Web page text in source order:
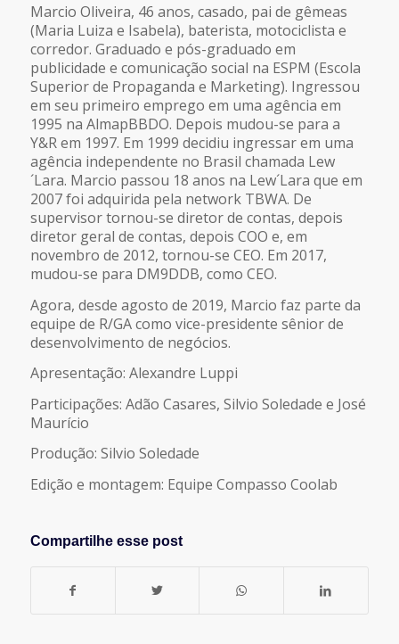
Marcio Oliveira, 46 anos, casado, pai de gêmeas
(Maria Luiza e Isabela), baterista, motociclista e
corredor. Graduado e pós-graduado em
publicidade e comunicação social na ESPM (Escola
Superior de Propaganda e Marketing). Ingressou
em seu primeiro emprego em uma agência em
1995 na AlmapBBDO. Depois mudou-se para a
Y&R em 1997. Em 1999 decidiu ingressar em uma
agência independente no Brasil chamada Lew
´Lara. Marcio passou 18 anos na Lew´Lara que em
2007 foi adquirida pela network TBWA. De
supervisor tornou-se diretor de contas, depois
diretor geral de contas, depois COO e, em
novembro de 2012, tornou-se CEO. Em 2017,
mudou-se para DM9DDB, como CEO.
Agora, desde agosto de 2019, Marcio faz parte da
equipe de R/GA como vice-presidente sênior de
desenvolvimento de negócios.
Apresentação: Alexandre Luppi
Participações: Adão Casares, Silvio Soledade e José
Maurício
Produção: Silvio Soledade
Edição e montagem: Equipe Compasso Coolab
Compartilhe esse post